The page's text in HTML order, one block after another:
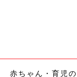
赤ちゃん・育児